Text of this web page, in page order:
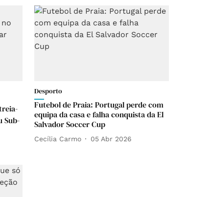
Sub-
Desporto
Futebol de Praia: Portugal perde com
equipa da casa e falha conquista da El
Salvador Soccer Cup
Cecília Carmo 05 Abr 2026